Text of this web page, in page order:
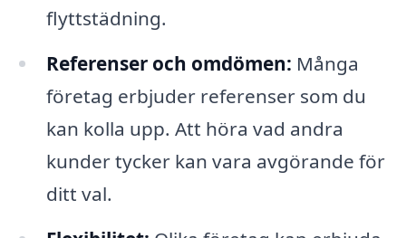
flyttstädning.
Referenser och omdömen: Många
företag erbjuder referenser som du
kan kolla upp. Att höra vad andra
kunder tycker kan vara avgörande för
ditt val.